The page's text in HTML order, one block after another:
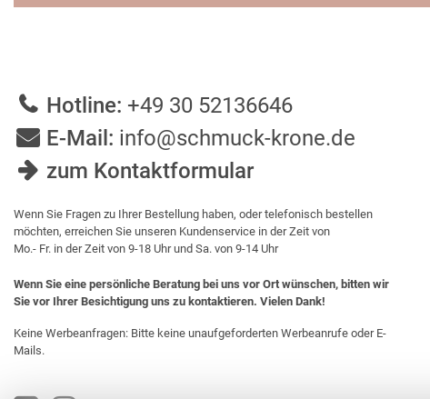
Hotline: +49 30 52136646
E-Mail: info@schmuck-krone.de
zum Kontaktformular
Wenn Sie Fragen zu Ihrer Bestellung haben, oder telefonisch bestellen
möchten, erreichen Sie unseren Kundenservice in der Zeit von
Mo.- Fr. in der Zeit von 9-18 Uhr und Sa. von 9-14 Uhr
Wenn Sie eine persönliche Beratung bei uns vor Ort wünschen, bitten wir
Sie vor Ihrer Besichtigung uns zu kontaktieren. Vielen Dank!
Keine Werbeanfragen: Bitte keine unaufgeforderten Werbeanrufe oder E-
Mails.